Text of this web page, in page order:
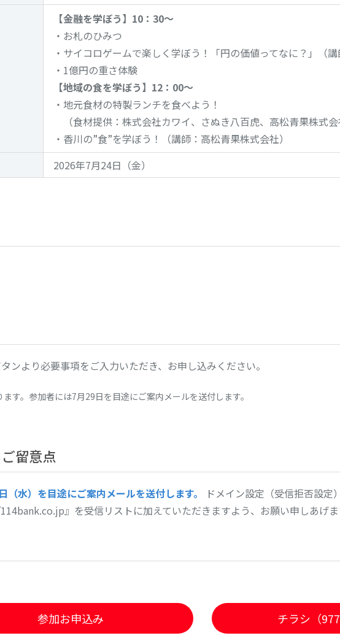
【金融を学ぼう】10：30～
・お札のひみつ
・サイコロゲームで楽しく学ぼう！「円の価値ってなに？」（
・1億円の重さ体験
【地域の食を学ぼう】12：00～
・地元食材の特製ランチを食べよう！
（食材提供：株式会社カワイ、さぬき八百虎、高松青果株式
・香川の”食”を学ぼう！（講師：高松青果株式会社）
2026年7月24日（金）
ンより必要事項をご入力いただき、お申し込みください。
す。参加者には7月29日を目途にご案内メールを送付します。
留意点
水）を目途にご案内メールを送付します。
ドメイン設定（受信拒否設
』を受信リストに加えていただきますよう、お願い申しあげ
参加お申込み チラシ（